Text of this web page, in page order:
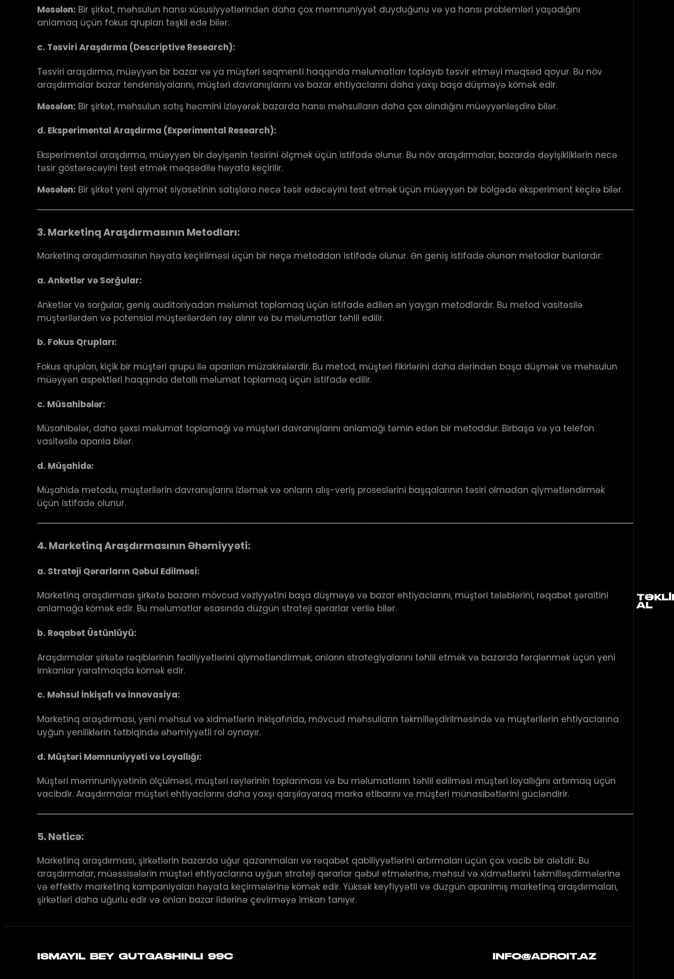
AL
Məsələn: Bir şirkət, məhsulun hansı xüsusiyyətlərindən daha çox məmnuniyyət duyduğunu və ya hansı problemləri yaşadığını
anlamaq üçün fokus qrupları təşkil edə bilər.
c. Təsviri Araşdırma (Descriptive Research):
Təsviri araşdırma, müəyyən bir bazar və ya müştəri seqmenti haqqında məlumatları toplayıb təsvir etməyi məqsəd qoyur. Bu növ
araşdırmalar bazar tendensiyalarını, müştəri davranışlarını və bazar ehtiyaclarını daha yaxşı başa düşməyə kömək edir.
Məsələn: Bir şirkət, məhsulun satış həcmini izləyərək bazarda hansı məhsulların daha çox alındığını müəyyənləşdirə bilər.
d. Eksperimental Araşdırma (Experimental Research):
Eksperimental araşdırma, müəyyən bir dəyişənin təsirini ölçmək üçün istifadə olunur. Bu növ araşdırmalar, bazarda dəyişikliklərin necə
təsir göstərəcəyini test etmək məqsədilə həyata keçirilir.
Məsələn: Bir şirkət yeni qiymət siyasətinin satışlara necə təsir edəcəyini test etmək üçün müəyyən bir bölgədə eksperiment keçirə bilər.
3.Marketinq Araşdırmasının Metodları:
Marketinq araşdırmasının həyata keçirilməsi üçün bir neçə metoddan istifadə olunur. Ən geniş istifadə olunan metodlar bunlardır:
a.Anketlər və Sorğular:
Anketlər və sorğular, geniş auditoriyadan məlumat toplamaq üçün istifadə edilən ən yaygın metodlardır. Bu metod vasitəsilə
müştərilərdən və potensial müştərilərdən rəy alınır və bu məlumatlar təhlil edilir.
b. Fokus Qrupları:
Fokus qrupları, kiçik bir müştəri qrupu ilə aparılan müzakirələrdir. Bu metod, müştəri fikirlərini daha dərindən başa düşmək və məhsulun
müəyyən aspektləri haqqında detallı məlumat toplamaq üçün istifadə edilir.
c. Müsahibələr:
Müsahibələr, daha şəxsi məlumat toplamağı və müştəri davranışlarını anlamağı təmin edən bir metoddur. Birbaşa və ya telefon
vasitəsilə aparıla bilər.
d. Müşahidə:
Müşahidə metodu, müştərilərin davranışlarını izləmək və onların alış-veriş proseslərini başqalarının təsiri olmadan qiymətləndirmək
üçün istifadə olunur.
4.Marketinq Araşdırmasının Əhəmiyyəti:
a. Strateji Qərarların Qəbul Edilməsi:
Marketinq araşdırması şirkətə bazarın mövcud vəziyyətini başa düşməyə və bazar ehtiyaclarını, müştəri tələblərini, rəqabət şəraitini
anlamağa kömək edir. Bu məlumatlar əsasında düzgün strateji qərarlar verilə bilər.
b. Rəqabət Üstünlüyü:
Araşdırmalar şirkətə rəqiblərinin fəaliyyətlərini qiymətləndirmək, onların strategiyalarını təhlil etmək və bazarda fərqlənmək üçün yeni
imkanlar yaratmaqda kömək edir.
c. Məhsul İnkişafı və İnnovasiya:
Marketinq araşdırması, yeni məhsul və xidmətlərin inkişafında, mövcud məhsulların təkmilləşdirilməsində və müştərilərin ehtiyaclarına
uyğun yeniliklərin tətbiqində əhəmiyyətli rol oynayır.
d. Müştəri Məmnuniyyəti və Loyallığı:
Müştəri məmnuniyyətinin ölçülməsi, müştəri rəylərinin toplanması və bu məlumatların təhlil edilməsi müştəri loyallığını artırmaq üçün
vacibdir. Araşdırmalar müştəri ehtiyaclarını daha yaxşı qarşılayaraq marka etibarını və müştəri münasibətlərini gücləndirir.
5.Nəticə:
Marketinq araşdırması, şirkətlərin bazarda uğur qazanmaları və rəqabət qabiliyyətlərini artırmaları üçün çox vacib bir alətdir. Bu
araşdırmalar, müəssisələrin müştəri ehtiyaclarına uyğun strateji qərarlar qəbul etmələrinə, məhsul və xidmətlərini təkmilləşdirmələrinə
və effektiv marketinq kampaniyaları həyata keçirmələrinə kömək edir. Yüksək keyfiyyətli və düzgün aparılmış marketinq araşdırmaları,
şirkətləri daha uğurlu edir və onları bazar liderinə çevirməyə imkan tanıyır.
ISMAYIL BEY GUTGASHINLI 99C INFO@ADROIT.AZ